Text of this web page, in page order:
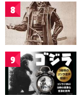
8
9